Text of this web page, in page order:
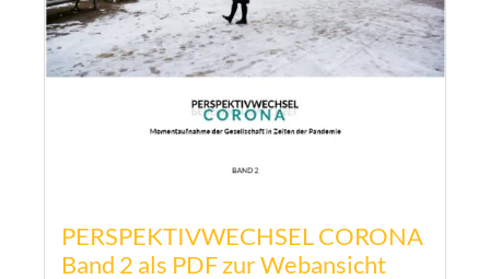
PERSPEKTIVWECHSEL CORONA
Band 2 als PDF zur Webansicht